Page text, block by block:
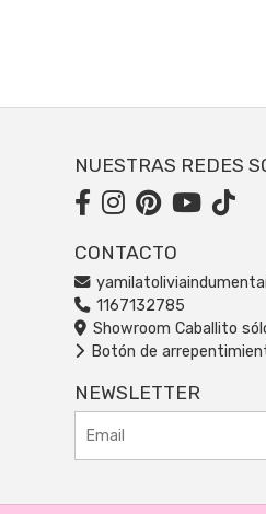
NUESTRAS REDES
CONTACTO
1167132785
Showroom Caballito
Botón de
NEWSLETTER